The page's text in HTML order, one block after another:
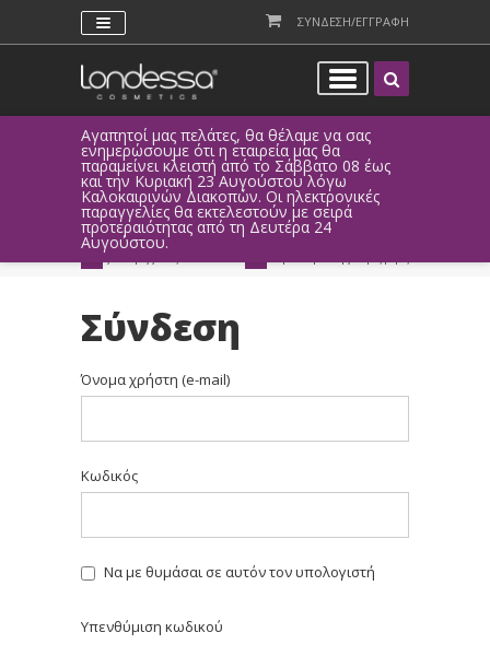
ΣΥΝΔΕΣΗ/ΕΓΓΡΑΦΗ
Αγαπητοί μας πελάτες, θα θέλαμε να σας
ενημερώσουμε ότι η εταιρεία μας θα
παραμείνει κλειστή από το Σάββατο 08 έως
και την Κυριακή 23 Αυγούστου λόγω
Καλοκαιρινών Διακοπών. Οι ηλεκτρονικές
παραγγελίες θα εκτελεστούν με σειρά
προτεραιότητας από τη Δευτέρα 24
Αυγούστου.
ΑΜΕΣΗ ΣΥΝΔΕΣΗ
Facebook, Gmail
ή ως επισκέπτης
ΕΥΚΟΛΕΣ ΑΓΟΡΕΣ
με ευέλικτους τρόπους
πληρωμής
ΔΩΡΕΑΝ ΠΑΡΑΔΟΣΗ
Σύνδεση
Όνομα χρήστη (e-mail)
Κωδικός
Να με θυμάσαι σε αυτόν τον υπολογιστή
Υπενθύμιση κωδικού